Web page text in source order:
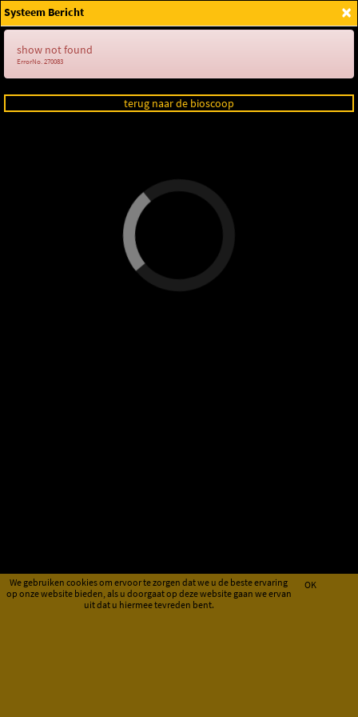
Login
We gebruiken cookies om ervoor te zorgen dat we u de beste ervaring
op onze website bieden, als u doorgaat op deze website gaan we ervan
uit dat u hiermee tevreden bent.
OK
×
Systeem Bericht
show not found
ErrorNo. 270083
terug naar de bioscoop